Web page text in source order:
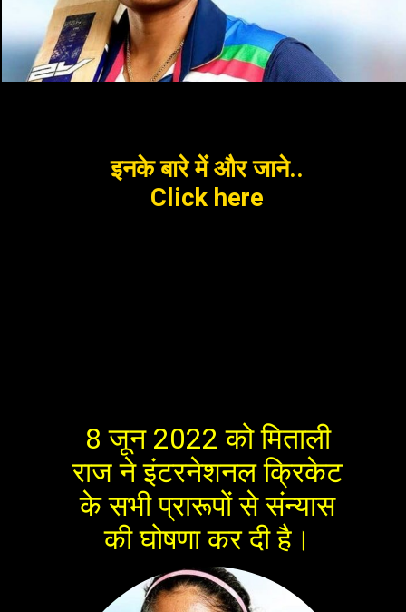
इनके बारे में और जाने..
Click here
8 जून 2022 को मिताली
राज ने इंटरनेशनल क्रिकेट
के सभी प्रारूपों से संन्यास
की घोषणा कर दी है।